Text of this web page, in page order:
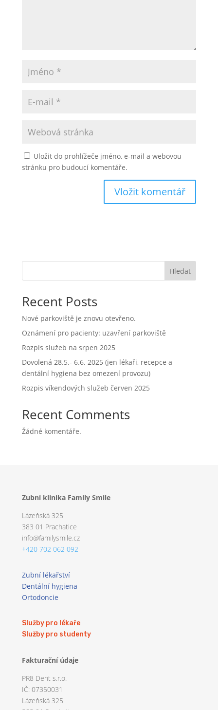
Uložit do prohlížeče jméno, e-mail a webovou
stránku pro budoucí komentáře.
Hledat
Recent Posts
Nové parkoviště je znovu otevřeno.
Oznámení pro pacienty: uzavření parkoviště
Rozpis služeb na srpen 2025
Dovolená 28.5.- 6.6. 2025 (jen lékaři, recepce a
dentální hygiena bez omezení provozu)
Rozpis víkendových služeb červen 2025
Recent Comments
Žádné komentáře.
Zubní klinika Family Smile
Lázeňská 325
383 01 Prachatice
info@familysmile.cz
+420 702 062 092
Zubní lékařství
Dentální hygiena
Ortodoncie
Služby pro lékaře
Služby pro studenty
Fakturační údaje
PR8 Dent s.r.o.
IČ: 07350031
Lázeňská 325